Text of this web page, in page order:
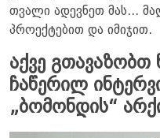
თვალი ადევნეთ მას...
პროექტებით და იმიჯით.
აქვე
ჩაწერილ
„ბომონდის“